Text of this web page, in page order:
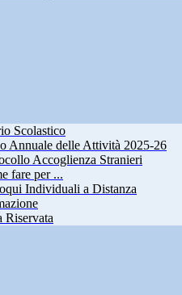
Scolastico
Annuale delle Attività 2025-26
Accoglienza Stranieri
fare per ...
Individuali a Distanza
Riservata